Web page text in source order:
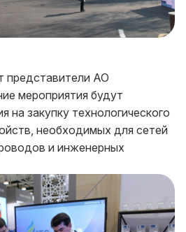
представители АО
мероприятия будут
на закупку технологического
необходимых для сетей
и инженерных